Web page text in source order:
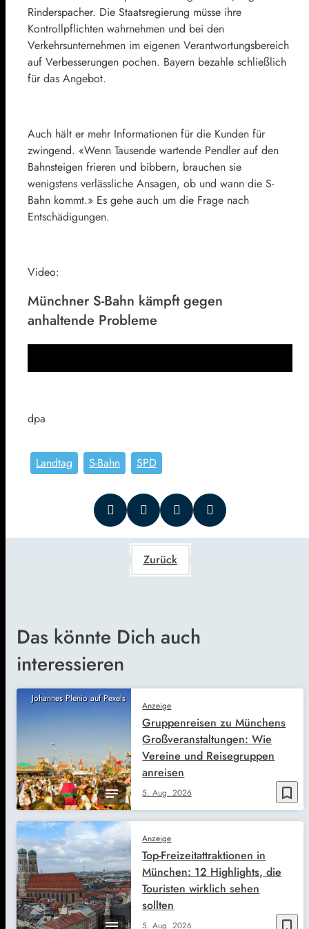
Rinderspacher. Die Staatsregierung müsse ihre
Kontrollpflichten wahrnehmen und bei den
Verkehrsunternehmen im eigenen Verantwortungsbereich
auf Verbesserungen pochen. Bayern bezahle schließlich
für das Angebot.
Auch hält er mehr Informationen für die Kunden für
zwingend. «Wenn Tausende wartende Pendler auf den
Bahnsteigen frieren und bibbern, brauchen sie
wenigstens verlässliche Ansagen, ob und wann die S-
Bahn kommt.» Es gehe auch um die Frage nach
Entschädigungen.
Video:
Münchner S-Bahn kämpft gegen
anhaltende Probleme
dpa
Landtag S-Bahn SPD
Zurück
Das könnte Dich auch
interessieren
Johannes Plenio auf Pexels
bookmark_border
Anzeige
5. Aug. 2026
Gruppenreisen zu Münchens
Großveranstaltungen: Wie
Vereine und Reisegruppen
anreisen
bookmark_border
Anzeige
5. Aug. 2026
Top-Freizeitattraktionen in
München: 12 Highlights, die
Touristen wirklich sehen
sollten